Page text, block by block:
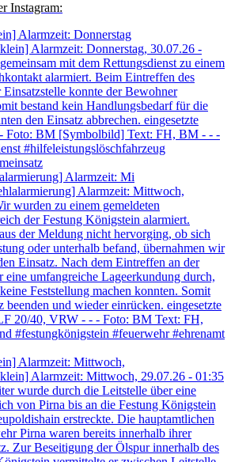
Instagram:
Alarmzeit: Donnerstag
Alarmzeit: Mi
Alarmzeit: Mittwoch,